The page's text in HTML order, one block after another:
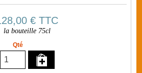
€ TTC
la bouteille 75cl
Qté